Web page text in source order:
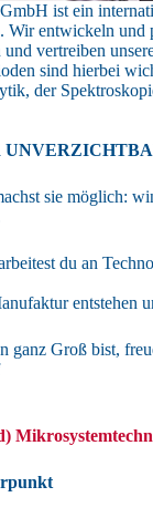
ist ein
entwickeln und
vertreiben
sind hierbei
der
sie möglich:
du an
ganz Groß bist,